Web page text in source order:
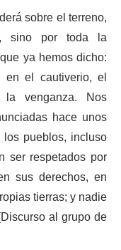
sobre el terreno,
sino por toda la
ya hemos dicho:
el cautiverio, el
venganza. Nos
hace unos
los pueblos, incluso
ser respetados por
sus derechos, en
tierras; y nadie
al grupo de